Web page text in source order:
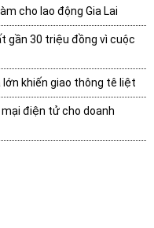
cho lao động Gia Lai
gần 30 triệu đồng vì cuộc
lớn khiến giao thông tê liệt
điện tử cho doanh